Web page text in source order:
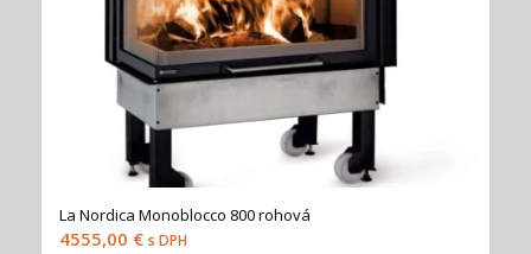
La Nordica Monoblocco 800 rohová
4555,00 € s DPH